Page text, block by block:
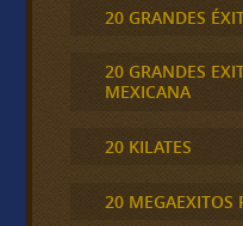
20 GRANDES
20 GRANDES
MEXICANA
20 KILATES
20 MEGAEXITOS